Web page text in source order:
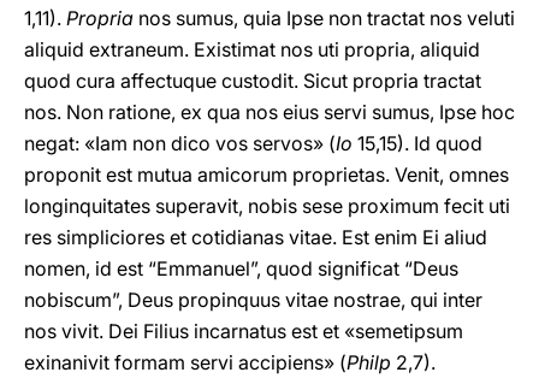
1,11). Propria nos sumus, quia Ipse non tractat nos veluti
aliquid extraneum. Existimat nos uti propria, aliquid
quod cura affectuque custodit. Sicut propria tractat
nos. Non ratione, ex qua nos eius servi sumus, Ipse hoc
negat: «Iam non dico vos servos» (Io 15,15). Id quod
proponit est mutua amicorum proprietas. Venit, omnes
longinquitates superavit, nobis sese proximum fecit uti
res simpliciores et cotidianas vitae. Est enim Ei aliud
nomen, id est “Emmanuel”, quod significat “Deus
nobiscum”, Deus propinquus vitae nostrae, qui inter
nos vivit. Dei Filius incarnatus est et «semetipsum
exinanivit formam servi accipiens» (Philp 2,7).